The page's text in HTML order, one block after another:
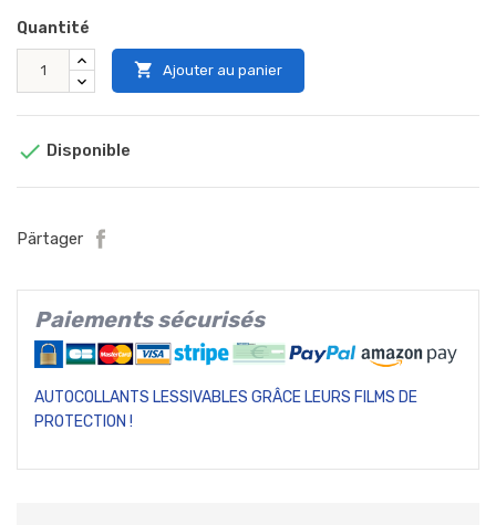
Quantité
 Ajouter au panier
 Disponible
Pärtager
Paiements sécurisés
AUTOCOLLANTS LESSIVABLES GRÂCE LEURS FILMS DE
PROTECTION !